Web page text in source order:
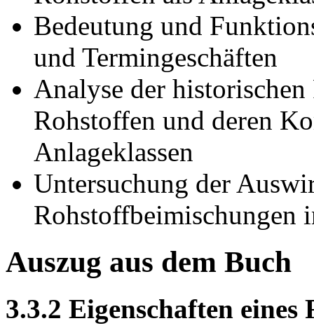
Bedeutung und
und Termingeschäften
Analyse der
Rohstoffen und deren
Anlageklassen
Untersuchung der
Auszug aus dem Buch
3.3.2 Eigenschaften eines